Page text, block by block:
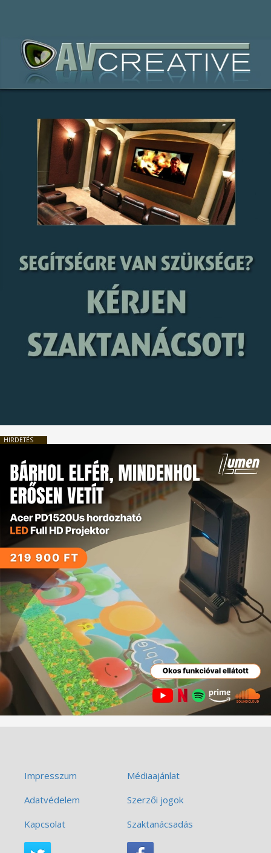
HIRDETÉS
Impresszum
Médiaajánlat
Adatvédelem
Szerzői jogok
Kapcsolat
Szaktanácsadás